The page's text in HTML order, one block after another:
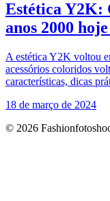
Estética Y2K:
anos 2000
A estética Y2K voltou
acessórios coloridos
características, dicas
18 de março de 2024
© 2026